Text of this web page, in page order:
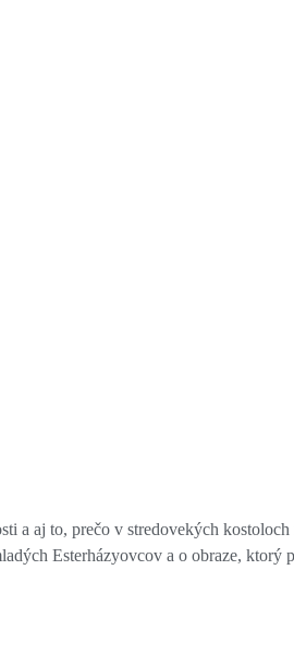
a aj to, prečo v stredovekých
Esterházyovcov a o obraze, ktorý